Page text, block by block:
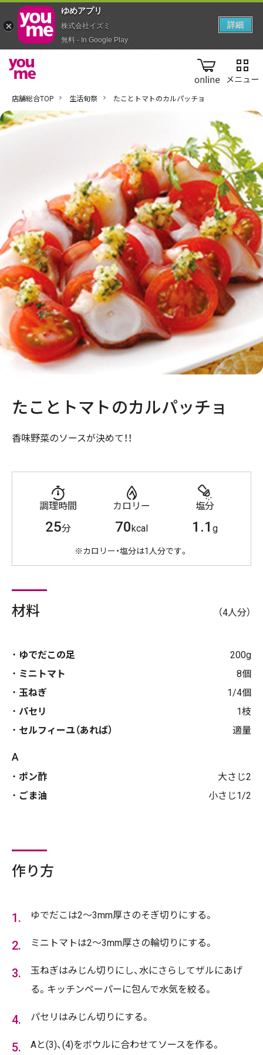
online
店舗総合TOP 生活旬祭 たことトマトのカルパッチョ
たことトマトのカルパッチョ
香味野菜のソースが決めて！！
調理時間
25分
カロリー
70kcal
塩分
1.1g
※カロリー・塩分は1人分です。
材料 （4人分）
ゆでだこの足
200g
ミニトマト
8個
玉ねぎ
1/4個
パセリ
1枝
セルフィーユ（あれば）
適量
A
ポン酢
大さじ2
ごま油
小さじ1/2
作り方
ゆでだこは2～3mm厚さのそぎ切りにする。
ミニトマトは2～3mm厚さの輪切りにする。
玉ねぎはみじん切りにし、水にさらしてザルにあげ
る。キッチンペーパーに包んで水気を絞る。
パセリはみじん切りにする。
Aと(3)、(4)をボウルに合わせてソースを作る。
ゆめアプ‪リ‬
株式会社イズミ
無料 - In Google Play
詳細